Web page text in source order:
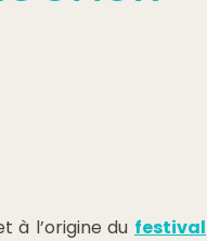
à l’origine du festival